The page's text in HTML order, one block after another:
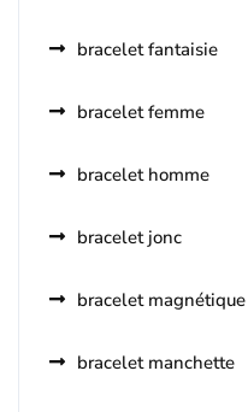
bracelet fantaisie
bracelet femme
bracelet homme
bracelet jonc
bracelet magnétique
bracelet manchette